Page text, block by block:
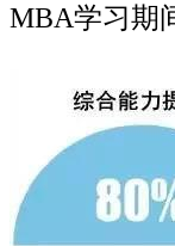
MBA学习期